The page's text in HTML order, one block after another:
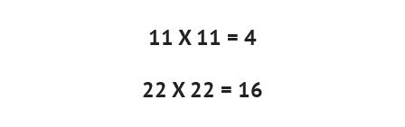
11 X 11 = 4
22 X 22 = 16